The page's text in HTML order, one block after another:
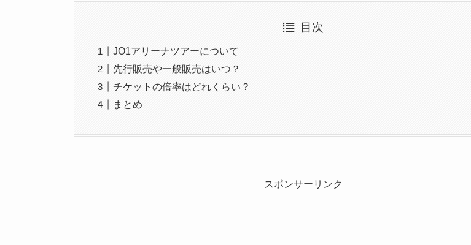
目次
JO1アリーナツアーについて
先行販売や一般販売はいつ？
チケットの倍率はどれくらい？
まとめ
スポンサーリンク